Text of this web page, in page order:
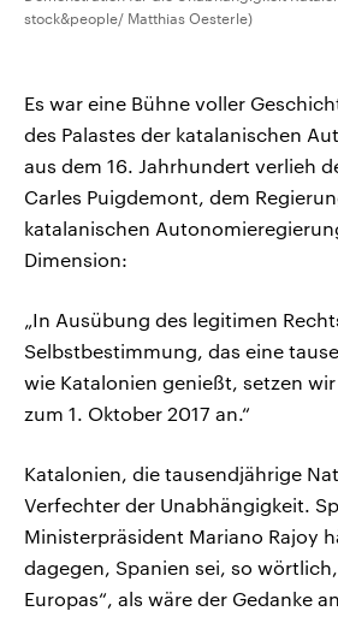
stock&people/ Matthias Oesterle)
Es war eine Bühne voller
des Palastes der katalanischen
aus dem 16. Jahrhundert verlieh
Carles Puigdemont, dem
katalanischen
Dimension:
„In Ausübung des legitimen
Selbstbestimmung, das eine
wie Katalonien genießt, setzen
zum 1. Oktober 2017 an.“
Katalonien, die tausendjährige
Verfechter der Unabhängigkeit.
Ministerpräsident Mariano Rajoy
dagegen, Spanien sei, so
Europas“, als wäre der Gedanke